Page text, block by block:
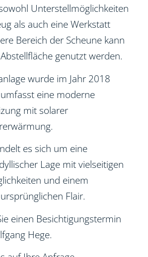
Unterstellmöglichkeiten
als auch eine Werkstatt
Bereich der Scheune kann
genutzt werden.
wurde im Jahr 2018
eine moderne
mit solarer
es sich um eine
Lage mit vielseitigen
und einem
Flair.
einen Besichtigungstermin
Hege.